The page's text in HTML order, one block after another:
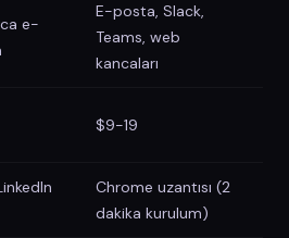
e-
E-posta, Slack,
Teams, web
kancaları
$9-19
Chrome uzantısı (2
dakika kurulum)